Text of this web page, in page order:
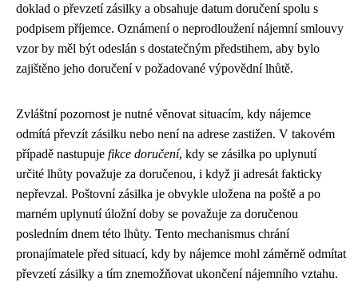
doklad o převzetí zásilky a obsahuje datum doručení spolu s
podpisem příjemce. Oznámení o neprodloužení nájemní smlouvy
vzor by měl být odeslán s dostatečným předstihem, aby bylo
zajištěno jeho doručení v požadované výpovědní lhůtě.
Zvláštní pozornost je nutné věnovat situacím, kdy nájemce
odmítá převzít zásilku nebo není na adrese zastižen. V takovém
případě nastupuje fikce doručení, kdy se zásilka po uplynutí
určité lhůty považuje za doručenou, i když ji adresát fakticky
nepřevzal. Poštovní zásilka je obvykle uložena na poště a po
marném uplynutí úložní doby se považuje za doručenou
posledním dnem této lhůty. Tento mechanismus chrání
pronajímatele před situací, kdy by nájemce mohl záměrně odmítat
převzetí zásilky a tím znemožňovat ukončení nájemního vztahu.